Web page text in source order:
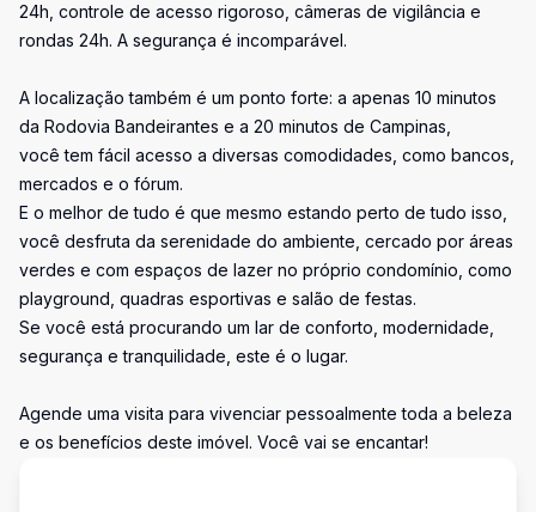
24h, controle de acesso rigoroso, câmeras de vigilância e
rondas 24h. A segurança é incomparável.
A localização também é um ponto forte: a apenas 10 minutos
da Rodovia Bandeirantes e a 20 minutos de Campinas,
você tem fácil acesso a diversas comodidades, como bancos,
mercados e o fórum.
E o melhor de tudo é que mesmo estando perto de tudo isso,
você desfruta da serenidade do ambiente, cercado por áreas
verdes e com espaços de lazer no próprio condomínio, como
playground, quadras esportivas e salão de festas.
Se você está procurando um lar de conforto, modernidade,
segurança e tranquilidade, este é o lugar.
Agende uma visita para vivenciar pessoalmente toda a beleza
e os benefícios deste imóvel. Você vai se encantar!